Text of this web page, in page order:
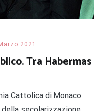
2021
Tra Habermas
Cattolica di Monaco